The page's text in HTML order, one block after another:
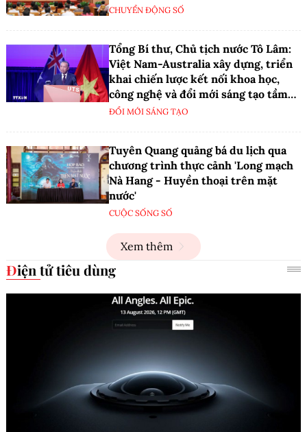
CHUYỂN ĐỘNG SỐ
Tổng Bí thư, Chủ tịch nước Tô Lâm:
Việt Nam-Australia xây dựng, triển
khai chiến lược kết nối khoa học,
công nghệ và đổi mới sáng tạo tầm
nhìn dài hạn
ĐỔI MỚI SÁNG TẠO
Tuyên Quang quảng bá du lịch qua
chương trình thực cảnh 'Long mạch
Nà Hang - Huyền thoại trên mặt
nước'
CUỘC SỐNG SỐ
Xem thêm
Điện tử tiêu dùng